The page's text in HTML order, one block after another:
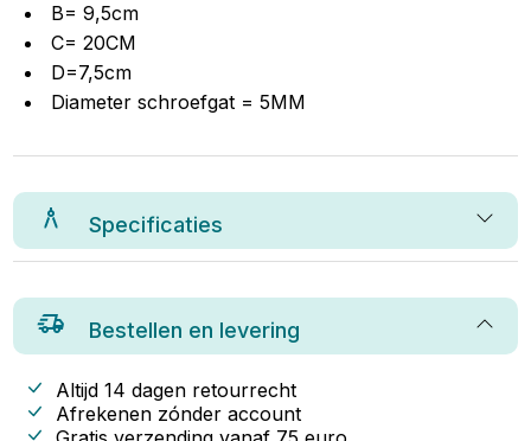
B= 9,5cm
C= 20CM
D=7,5cm
Diameter schroefgat = 5MM
Specificaties
Bestellen en levering
Altijd 14 dagen retourrecht
Afrekenen zónder account